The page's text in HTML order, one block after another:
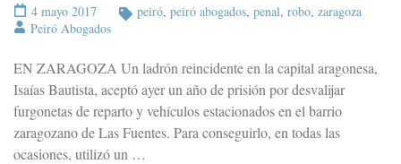
4 mayo 2017 peiró, peiró abogados, penal, robo, zaragoza
Peiró Abogados
EN ZARAGOZA Un ladrón reincidente en la capital aragonesa,
Isaías Bautista, aceptó ayer un año de prisión por desvalijar
furgonetas de reparto y vehículos estacionados en el barrio
zaragozano de Las Fuentes. Para conseguirlo, en todas las
ocasiones, utilizó un …